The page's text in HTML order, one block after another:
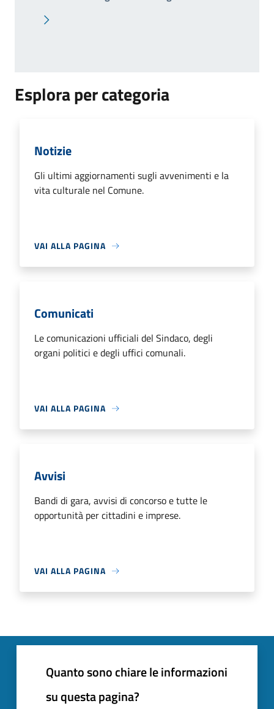
Pagina successiva
Esplora per categoria
Notizie
Gli ultimi aggiornamenti sugli avvenimenti e la
vita culturale nel Comune.
VAI ALLA PAGINA
Comunicati
Le comunicazioni ufficiali del Sindaco, degli
organi politici e degli uffici comunali.
VAI ALLA PAGINA
Avvisi
Bandi di gara, avvisi di concorso e tutte le
opportunità per cittadini e imprese.
VAI ALLA PAGINA
Quanto sono chiare le informazioni
su questa pagina?